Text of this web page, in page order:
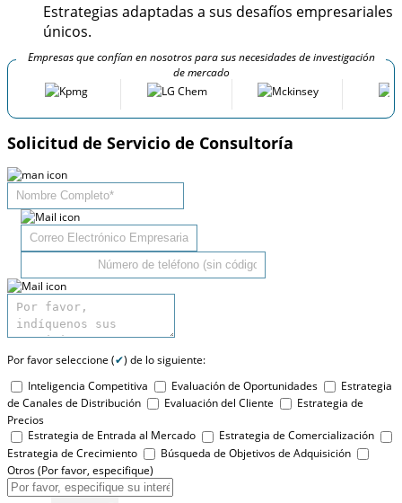
Estrategias adaptadas a sus desafíos empresariales
únicos.
Empresas que confían en nosotros para sus necesidades de investigación
de mercado
Solicitud de Servicio de Consultoría
Por favor seleccione (✔) de lo siguiente:
Inteligencia Competitiva
Evaluación de Oportunidades
Estrategia
de Canales de Distribución
Evaluación del Cliente
Estrategia de
Precios
Estrategia de Entrada al Mercado
Estrategia de Comercialización
Estrategia de Crecimiento
Búsqueda de Objetivos de Adquisición
Otros (Por favor, especifique)